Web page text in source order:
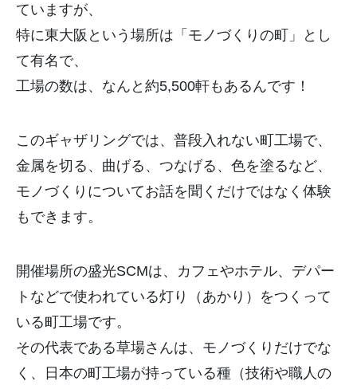
ていますが、
特に東大阪という場所は「モノづくりの町」とし
て有名で、
工場の数は、なんと約5,500軒もあるんです！
このギャザリングでは、普段入れない町工場で、
金属を切る、曲げる、つなげる、 色を塗るなど、
モノづくりについてお話を聞くだけではなく体験
もできます。
開催場所の盛光SCMは、カフェやホテル、 デパー
トなどで使われている灯り（あかり） をつくって
いる町工場です。
その代表である草場さんは、モノづくりだけでな
く、
日本の町工場が持っている種（技術や職人の